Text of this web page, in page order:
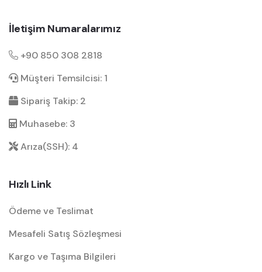
İletişim Numaralarımız
+90 850 308 2818
Müşteri Temsilcisi: 1
Sipariş Takip: 2
Muhasebe: 3
Arıza(SSH): 4
Hızlı Link
Ödeme ve Teslimat
Mesafeli Satış Sözleşmesi
Kargo ve Taşıma Bilgileri